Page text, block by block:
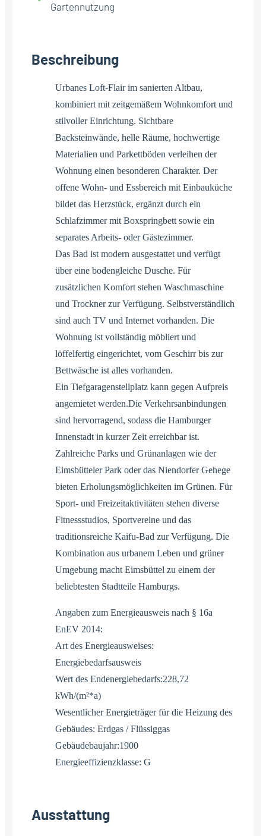
Gartennutzung
Beschreibung
Urbanes Loft-Flair im sanierten Altbau,
kombiniert mit zeitgemäßem Wohnkomfort und
stilvoller Einrichtung. Sichtbare
Backsteinwände, helle Räume, hochwertige
Materialien und Parkettböden verleihen der
Wohnung einen besonderen Charakter. Der
offene Wohn- und Essbereich mit Einbauküche
bildet das Herzstück, ergänzt durch ein
Schlafzimmer mit Boxspringbett sowie ein
separates Arbeits- oder Gästezimmer.
Das Bad ist modern ausgestattet und verfügt
über eine bodengleiche Dusche. Für
zusätzlichen Komfort stehen Waschmaschine
und Trockner zur Verfügung. Selbstverständlich
sind auch TV und Internet vorhanden. Die
Wohnung ist vollständig möbliert und
löffelfertig eingerichtet, vom Geschirr bis zur
Bettwäsche ist alles vorhanden.
Ein Tiefgaragenstellplatz kann gegen Aufpreis
angemietet werden.Die Verkehrsanbindungen
sind hervorragend, sodass die Hamburger
Innenstadt in kurzer Zeit erreichbar ist.
Zahlreiche Parks und Grünanlagen wie der
Eimsbütteler Park oder das Niendorfer Gehege
bieten Erholungsmöglichkeiten im Grünen. Für
Sport- und Freizeitaktivitäten stehen diverse
Fitnessstudios, Sportvereine und das
traditionsreiche Kaifu-Bad zur Verfügung. Die
Kombination aus urbanem Leben und grüner
Umgebung macht Eimsbüttel zu einem der
beliebtesten Stadtteile Hamburgs.
Angaben zum Energieausweis nach § 16a
EnEV 2014:
Art des Energieausweises:
Energiebedarfsausweis
Wert des Endenergiebedarfs:228,72
kWh/(m²*a)
Wesentlicher Energieträger für die Heizung des
Gebäudes: Erdgas / Flüssiggas
Gebäudebaujahr:1900
Energieeffizienzklasse: G
Ausstattung